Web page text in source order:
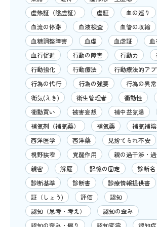
虚熱証（陰虚証）
虚証
血の巡り
血流の停滞
血液検査 血管の収縮
血糖調整障害
血虚 血虚証
血行促進
行動の障害 行動力
行動強化
行動療法
行動療法的ア
行為の代行
行為の強要
行為の異常
衛気(えき)
衛生管理者 衝動性
衝動買い
被害妄想 補中益気湯
補気剤（補気薬）
補気薬
補気補陰
西洋医学
西洋薬
見捨てられ不安
視野狭窄
覚醒作用
親の過干渉・
親密
解雇 記憶の固定
診断名
診断基準
診断書 診療情報提供書
証（しょう)
評価
認知
認知（思考・考え）
認知の歪み
認知の歪み・偏り
認知変容 認知症